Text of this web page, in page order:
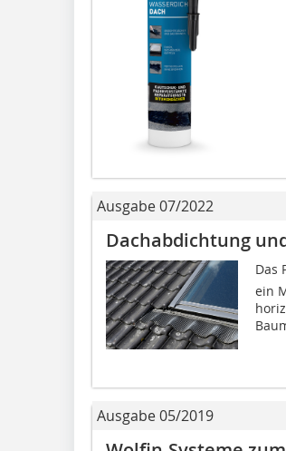
Ausgabe 07/2022
Dachabdichtung
Das
ein
Ausgabe 05/2019